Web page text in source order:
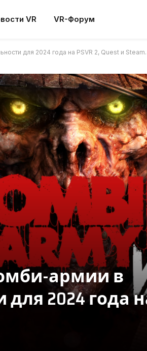
VR VR-Форум
для 2024 года на PSVR 2, Quest и Steam.
армии в
2024 года